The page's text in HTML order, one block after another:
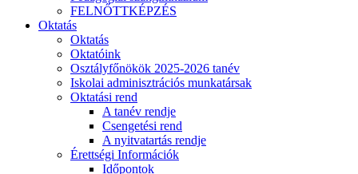
FELNŐTTKÉPZÉS
Oktatás
Oktatás
Oktatóink
Osztályfőnökök 2025-2026 tanév
Iskolai adminisztrációs munkatársak
Oktatási rend
A tanév rendje
Csengetési rend
A nyitvatartás rendje
Érettségi Információk
Időpontok